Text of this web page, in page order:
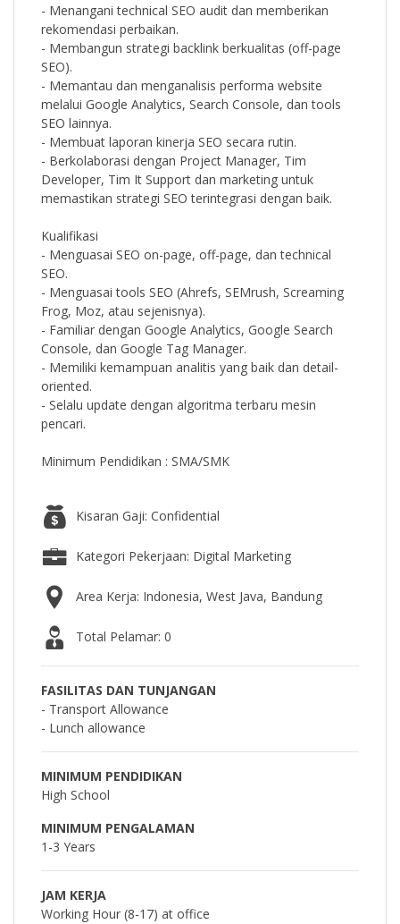
- Menangani technical SEO audit dan memberikan
rekomendasi perbaikan.
- Membangun strategi backlink berkualitas (off-page
SEO).
- Memantau dan menganalisis performa website
melalui Google Analytics, Search Console, dan tools
SEO lainnya.
- Membuat laporan kinerja SEO secara rutin.
- Berkolaborasi dengan Project Manager, Tim
Developer, Tim It Support dan marketing untuk
memastikan strategi SEO terintegrasi dengan baik.
Kualifikasi
- Menguasai SEO on-page, off-page, dan technical
SEO.
- Menguasai tools SEO (Ahrefs, SEMrush, Screaming
Frog, Moz, atau sejenisnya).
- Familiar dengan Google Analytics, Google Search
Console, dan Google Tag Manager.
- Memiliki kemampuan analitis yang baik dan detail-
oriented.
- Selalu update dengan algoritma terbaru mesin
pencari.
Minimum Pendidikan : SMA/SMK
Kisaran Gaji: Confidential
Kategori Pekerjaan: Digital Marketing
Area Kerja: Indonesia, West Java, Bandung
Total Pelamar: 0
FASILITAS DAN TUNJANGAN
- Transport Allowance
- Lunch allowance
MINIMUM PENDIDIKAN
High School
MINIMUM PENGALAMAN
1-3 Years
JAM KERJA
Working Hour (8-17) at office